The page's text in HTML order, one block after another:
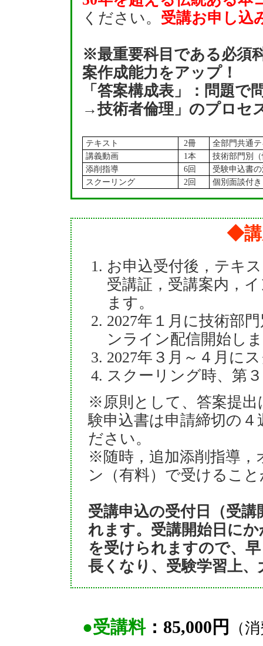
ください。 受講お申し込
※最重要科目である必須
案作成能力をアップ！
「答案構成表」：問題
→技術者倫理」のプロセ
テキスト 2冊
全部門共通
講義動画
1本
技術部門別
添削指導
6回
受験申込書
スクーリング
2回 個別面談付き
◆講
お申込受付後，テキ
受講証，受講案内，
ます。
2027年１月に技術部
ンライン配信開始し
2027年３月～４月に
スクーリング時、第
※原則として、答案提出
験申込書は申請締切の
ださい。
※随時，追加添削指導，
ン（有料）で受けるこ
受講申込の受付日（受
れます。受講開始日に
を受けられますので、
長くなり、受験学習上
●受講料：85,000円
（